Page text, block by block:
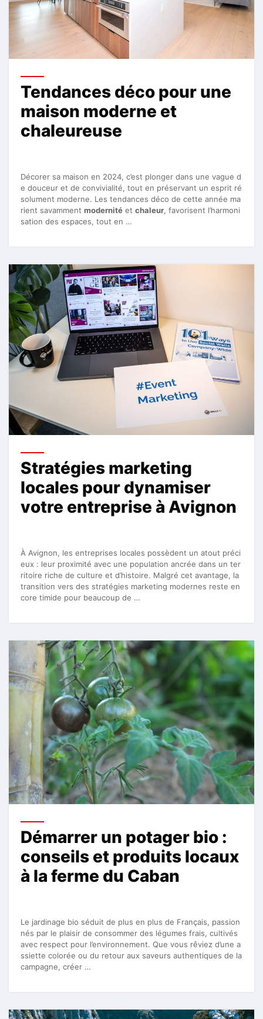
Tendances déco pour une
maison moderne et
chaleureuse
Décorer sa maison en 2024, c’est plonger dans une vague d
e douceur et de convivialité, tout en préservant un esprit ré
solument moderne. Les tendances déco de cette année ma
rient savamment modernité et chaleur, favorisent l’harmoni
sation des espaces, tout en …
Stratégies marketing
locales pour dynamiser
votre entreprise à Avignon
À Avignon, les entreprises locales possèdent un atout préci
eux : leur proximité avec une population ancrée dans un ter
ritoire riche de culture et d’histoire. Malgré cet avantage, la
transition vers des stratégies marketing modernes reste en
core timide pour beaucoup de …
Démarrer un potager bio :
conseils et produits locaux
à la ferme du Caban
Le jardinage bio séduit de plus en plus de Français, passion
nés par le plaisir de consommer des légumes frais, cultivés
avec respect pour l’environnement. Que vous rêviez d’une a
ssiette colorée ou du retour aux saveurs authentiques de la
campagne, créer …